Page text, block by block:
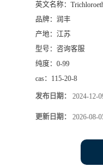
英文名称：
品牌： 润丰
产地： 江苏
型号： 咨询客服
纯度： 0-99
cas： 115-20-8
发布日期： 2024-12-
更新日期： 2026-08-